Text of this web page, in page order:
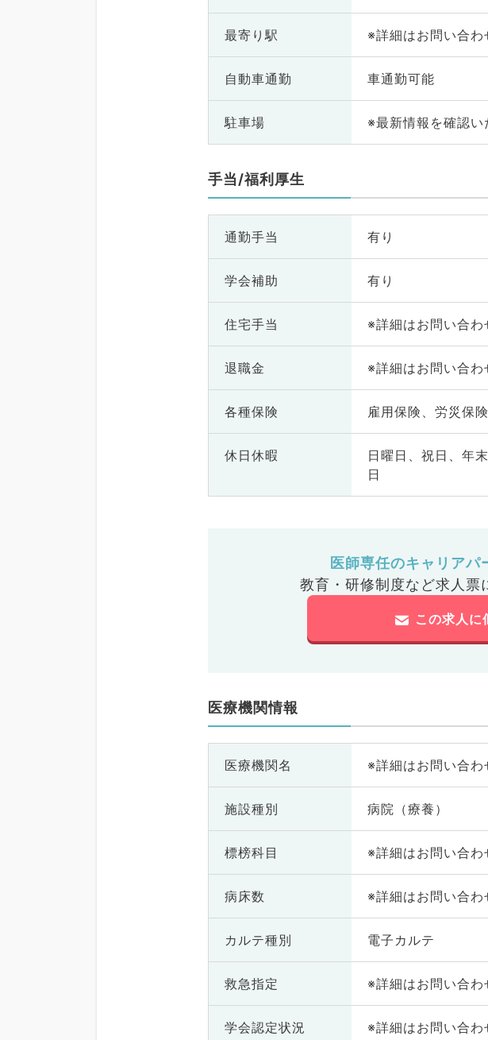
最寄り駅 ※詳細はお問い合わ
自動車通勤 車通勤可能
駐車場 ※最新情報を確認
手当/福利厚生
通勤手当 有り
学会補助 有り
住宅手当 ※詳細はお問い合わ
退職金 ※詳細はお問い合わ
各種保険 雇用保険、労災保
休日休暇
日曜日、祝日、年
日
医師専任のキャリアパ
教育・研修制度など求人票
この求人に
医療機関情報
医療機関名 ※詳細はお問い合わ
施設種別 病院（療養）
標榜科目 ※詳細はお問い合わ
病床数 ※詳細はお問い合わ
カルテ種別 電子カルテ
救急指定 ※詳細はお問い合わ
学会認定状況 ※詳細はお問い合わ